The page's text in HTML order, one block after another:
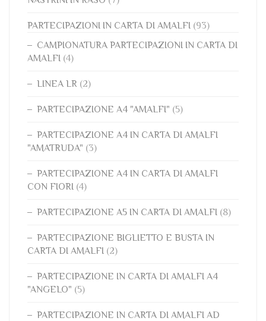
PARTECIPAZIONI IN CARTA DI AMALFI (93)
CAMPIONATURA PARTECIPAZIONI IN CARTA DI
AMALFI (4)
LINEA LR (2)
PARTECIPAZIONE A4 "AMALFI" (5)
PARTECIPAZIONE A4 IN CARTA DI AMALFI
"AMATRUDA" (3)
PARTECIPAZIONE A4 IN CARTA DI AMALFI
CON FIORI (4)
PARTECIPAZIONE A5 IN CARTA DI AMALFI (8)
PARTECIPAZIONE BIGLIETTO E BUSTA IN
CARTA DI AMALFI (2)
PARTECIPAZIONE IN CARTA DI AMALFI A4
"ANGELO" (5)
PARTECIPAZIONE IN CARTA DI AMALFI AD